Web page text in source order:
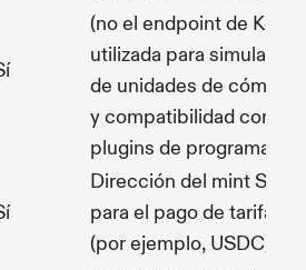
(no el endpoint de
utilizada para simulación
de unidades de
y compatibilidad con
plugins de programas
Dirección del mint SPL
para el pago de tarifas
(por ejemplo, USDC)